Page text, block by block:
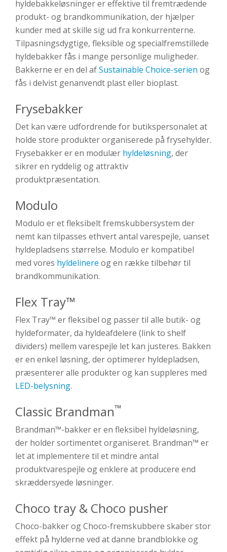
hyldebakkeløsninger er effektive til fremtrædende
produkt- og brandkommunikation, der hjælper
kunder med at skille sig ud fra konkurrenterne.
Tilpasningsdygtige, fleksible og specialfremstillede
hyldebakker fås i mange personlige muligheder.
Bakkerne er en del afSustainable Choice-serien og
fås i delvist genanvendt plast eller bioplast.
Frysebakker
Det kan være udfordrende for butikspersonalet at
holde store produkter organiserede på frysehylder.
Frysebakker er en modulær hyldeløsning, der
sikrer en ryddelig og attraktiv
produktpræsentation.
Modulo
Modulo er et fleksibelt fremskubbersystem der
nemt kan tilpasses ethvert antal varespejle, uanset
hyldepladsens størrelse. Modulo er kompatibel
med vores hyldelinere og en række tilbehør til
brandkommunikation.
Flex Tray™
Flex Tray™ er fleksibel og passer til alle butik- og
hyldeformater, da hyldeafdelere (link to shelf
dividers) mellem varespejle let kan justeres. Bakken
er en enkel løsning, der optimerer hyldepladsen,
præsenterer alle produkter og kan suppleres med
LED-belysning.
Classic Brandman™
Brandman™-bakker er en fleksibel hyldeløsning,
der holder sortimentet organiseret. Brandman™ er
let at implementere til et mindre antal
produktvarespejle og enklere at producere end
skræddersyede løsninger.
Choco tray & Choco pusher
Choco-bakker og Choco-fremskubbere skaber stor
effekt på hylderne ved at danne brandblokke og